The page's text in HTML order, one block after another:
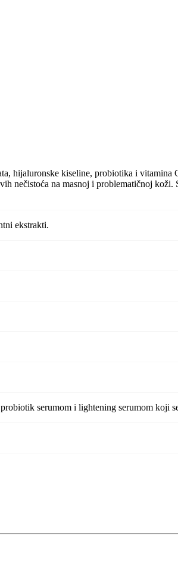
hijaluronske kiseline, probiotika i
nečistoća na masnoj i problematičnoj
ekstrakti.
serumom i lightening serumom koji